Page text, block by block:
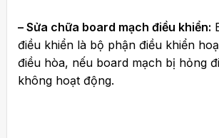
– Sửa chữa board mạch điều khiển:
điều khiển là bộ phận điều khiển
điều hòa, nếu board mạch bị hỏng
không hoạt động.